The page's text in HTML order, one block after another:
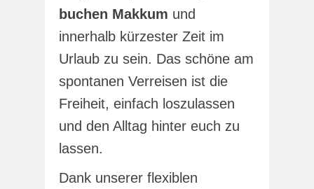
buchen Makkum und
innerhalb kürzester Zeit im
Urlaub zu sein. Das schöne am
spontanen Verreisen ist die
Freiheit, einfach loszulassen
und den Alltag hinter euch zu
lassen.
Dank unserer flexiblen